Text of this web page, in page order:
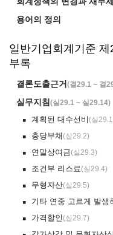
용어의 정의
일반기업회계기준 제
부록
결론도출근거 (결29.1 ~ 결
실무지침(실29.1 ~ 실29.14)
￭ 계획된 대수선비 (실29.1
￭ 충당부채 (실29.2)
￭ 연말상여금(실29.3)
￭ 조건부 리스료(실29.4)
￭ 무형자산(실29.5)
￭ 기타 연중 고르게 발생
￭ 가격할인 (실29.7)